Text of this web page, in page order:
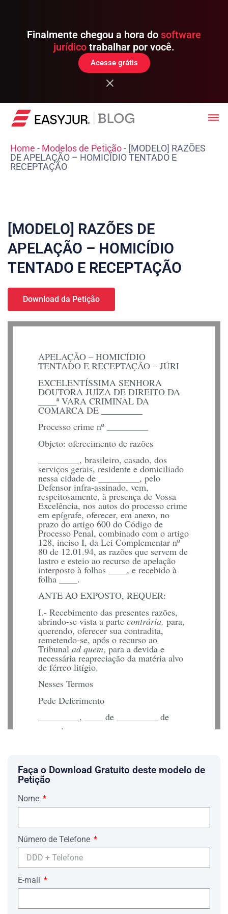
Finalmente chegou a hora do software
jurídico trabalhar por você.
Acesse grátis
Home - Modelos de Petição- [MODELO] RAZÕES
DE APELAÇÃO – HOMICÍDIO TENTADO E
RECEPTAÇÃO
[MODELO] RAZÕES DE
APELAÇÃO – HOMICÍDIO
TENTADO E RECEPTAÇÃO
Download da Petição
APELAÇÃO – HOMICÍDIO
TENTADO E RECEPTAÇÃO – JÚRI
EXCELENTÍSSIMA SENHORA
DOUTORA JUÍZA DE DIREITO DA
____ª VARA CRIMINAL DA
COMARCA DE _________
Processo crime nº _________
Objeto: oferecimento de razões
_________, brasileiro, casado, dos
serviços gerais, residente e domiciliado
nessa cidade de _________, pelo
Defensor infra-assinado, vem,
respeitosamente, à presença de Vossa
Excelência, nos autos do processo crime
em epígrafe, oferecer, em anexo, no
prazo do artigo 600 do Código de
Processo Penal, combinado com o artigo
128, inciso I, da Lei Complementar nº
80 de 12.01.94, as razões que servem de
lastro e esteio ao recurso de apelação
interposto à folhas ____, e recebido à
folha ____.
ANTE AO EXPOSTO, REQUER:
I.- Recebimento das presentes razões,
abrindo-se vista a parte contrária, para,
querendo, oferecer sua contradita,
remetendo-se, após o recurso ao
Tribunal ad quem, para a devida e
necessária reapreciação da matéria alvo
de férreo litígio.
Nesses Termos
Pede Deferimento
_________, ____ de _________ de
_____.
EGRÉGIO TRIBUNAL DE JUSTIÇA
DO ESTADO DO _________
COLENDA CÂMARA JULGADORA
"A mais cruel injustiça, consiste
precisamente, naquela em que é feita em
nome da lei" *GIORGIO DEL
VECCHIO
RAZÕES AO RECURSO DE
APELAÇÃO FORMULADAS POR:
Faça o Download Gratuito deste modelo de
Petição
Nome
Número de Telefone
E-mail